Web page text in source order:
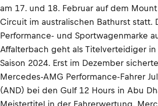
am 17. und 18. Februar auf dem Mount
Circuit im australischen Bathurst statt.
Performance- und Sportwagenmarke
Affalterbach geht als Titelverteidiger in
Saison 2024. Erst im Dezember
Mercedes-AMG Performance-Fahrer
(AND) bei den Gulf 12 Hours in Abu
Meistertitel in der Fahrerwertung.